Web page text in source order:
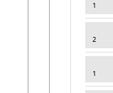
1
2
1